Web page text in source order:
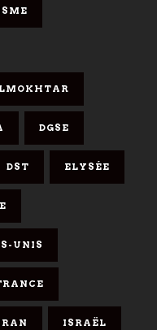
DGSE
DST ELYSÉE
UNIS
ISRAËL